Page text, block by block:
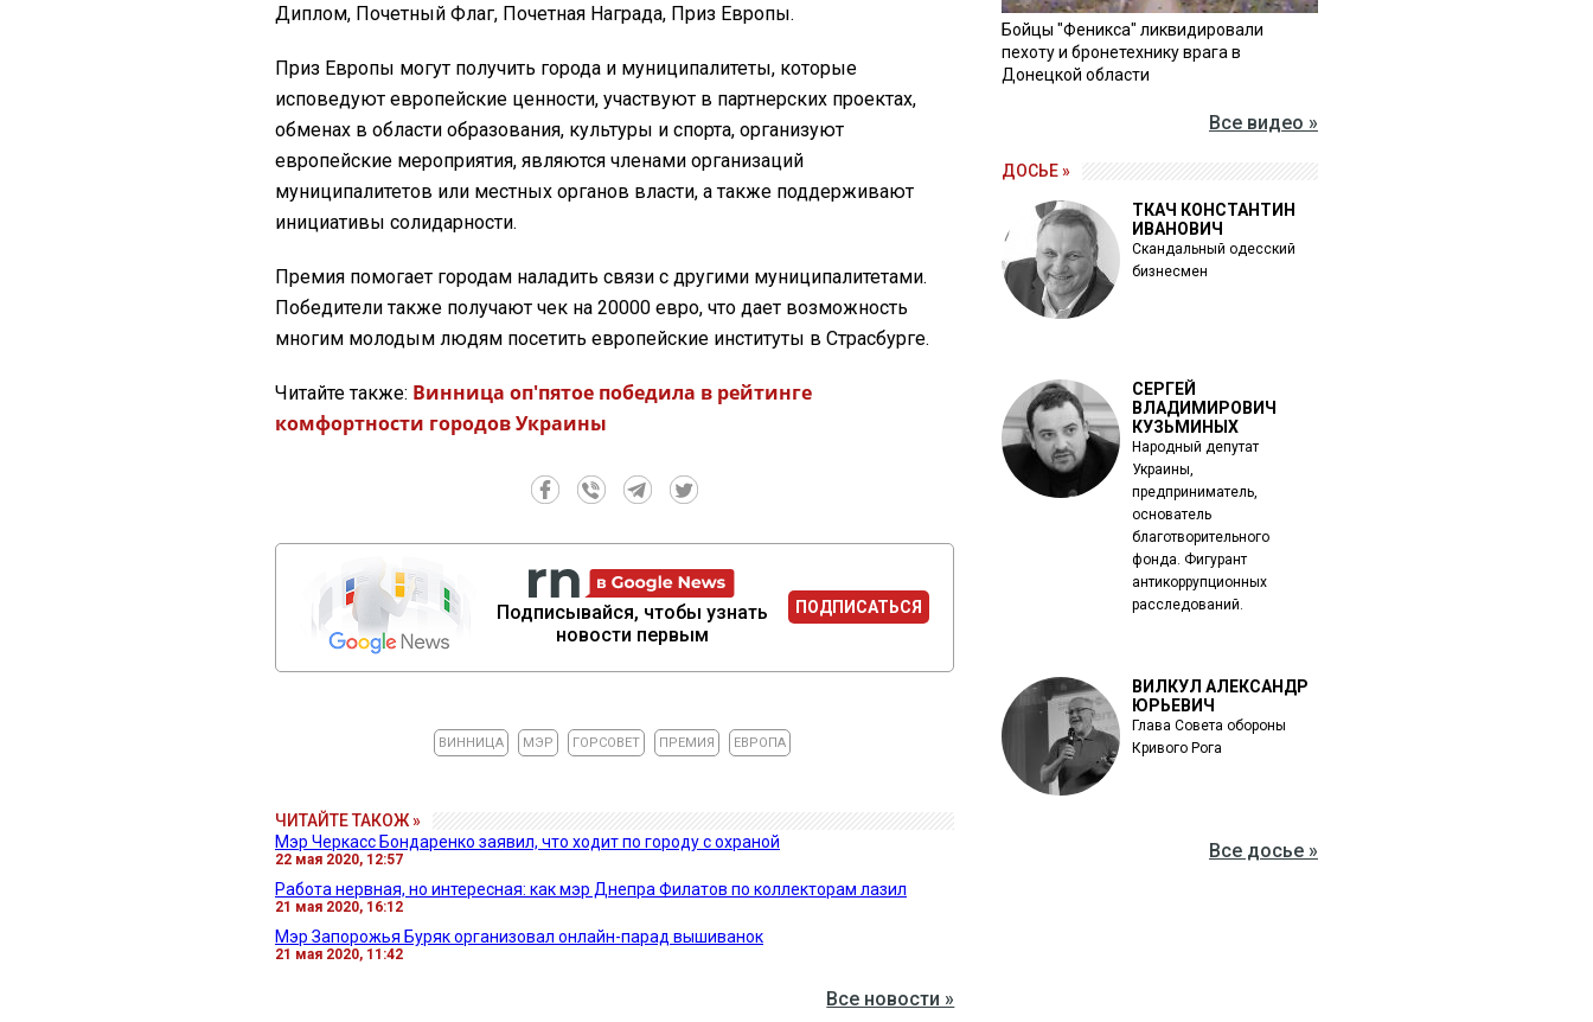
Диплом, Почетный Флаг, Почетная Награда, Приз Европы.
Приз Европы могут получить города и муниципалитеты, которые
исповедуют европейские ценности, участвуют в партнерских проектах,
обменах в области образования, культуры и спорта, организуют
европейские мероприятия, являются членами организаций
муниципалитетов или местных органов власти, а также поддерживают
инициативы солидарности.
Премия помогает городам наладить связи с другими муниципалитетами.
Победители также получают чек на 20000 евро, что дает возможность
многим молодым людям посетить европейские институты в Страсбурге.
Читайте также: Винница оп'пятое победила в рейтинге
комфортности городов Украины
Подписывайся, чтобы узнать
новости первым
ПОДПИСАТЬСЯ
ВИННИЦА МЭР ГОРСОВЕТ ПРЕМИЯ ЕВРОПА
ЧИТАЙТЕ ТАКОЖ »
Мэр Черкасс Бондаренко заявил, что ходит по городу с охраной
22 мая 2020, 12:57
Работа нервная, но интересная: как мэр Днепра Филатов по коллекторам лазил
21 мая 2020, 16:12
Мэр Запорожья Буряк организовал онлайн-парад вышиванок
21 мая 2020, 11:42
Все новости »
Бойцы "Феникса" ликвидировали
пехоту и бронетехнику врага в
Донецкой области
Все видео »
ДОСЬЕ »
ТКАЧ КОНСТАНТИН
ИВАНОВИЧ
Скандальный одесский
бизнесмен
СЕРГЕЙ
ВЛАДИМИРОВИЧ
КУЗЬМИНЫХ
Народный депутат
Украины,
предприниматель,
основатель
благотворительного
фонда. Фигурант
антикоррупционных
расследований.
ВИЛКУЛ АЛЕКСАНДР
ЮРЬЕВИЧ
Глава Совета обороны
Кривого Рога
Все досье »